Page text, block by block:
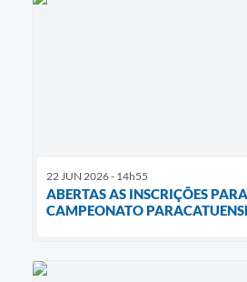
22 JUN 2026 - 14h55
ABERTAS AS INSCRIÇÕES
CAMPEONATO